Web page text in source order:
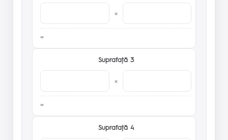
×
Suprafaţă 3
×
Suprafaţă 4